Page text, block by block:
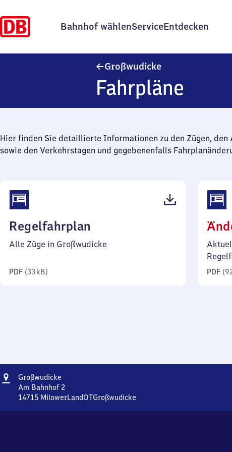
Bahnhof wählenServiceEntdecken
Großwudicke
Fahrpläne
Hier finden Sie detaillierte Informationen zu den Zügen, den
sowie den Verkehrstagen und gegebenenfalls
Regelfahrplan
33
Alle Züge in Großwudicke
PDF (33 kB) PDF (
Adresse
Großwudicke
Am Bahnhof 2
14715 MilowerLandOTGroßwudicke